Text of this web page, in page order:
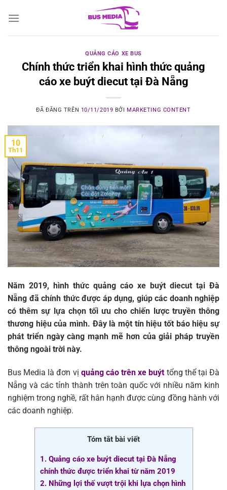
đến
QUẢNG CÁO XE BUS
Chính thức triển khai hình thức quảng
cáo xe buýt diecut tại Đà Nẵng
ĐÃ ĐĂNG TRÊN 10/11/2019 BỞIMARKETING CONTENT
10
Th11
Năm 2019, hình thức quảng cáo xe buýt diecut tại Đà
Nẵng đã chính thức được áp dụng, giúp các doanh nghiệp
có thêm sự lựa chọn tối ưu cho chiến lược truyền thông
thương hiệu của mình. Đây là một tín hiệu tốt báo hiệu sự
phát triển ngày càng mạnh mẽ hơn của giải pháp truyền
thông ngoài trời này.
Bus Media là đơn vị quảng cáo trên xe buýt tổng thể tại Đà
Nẵng và các tỉnh thành trên toàn quốc với nhiều năm kinh
nghiệm trong nghề, rất hân hạnh được cùng đồng hành với
các doanh nghiệp.
Tóm tắt bài viết
1. Quảng cáo xe buýt diecut tại Đà Nẵng
chính thức được triển khai từ năm 2019
2. Những lợi thế vượt trội khi lựa chọn hình